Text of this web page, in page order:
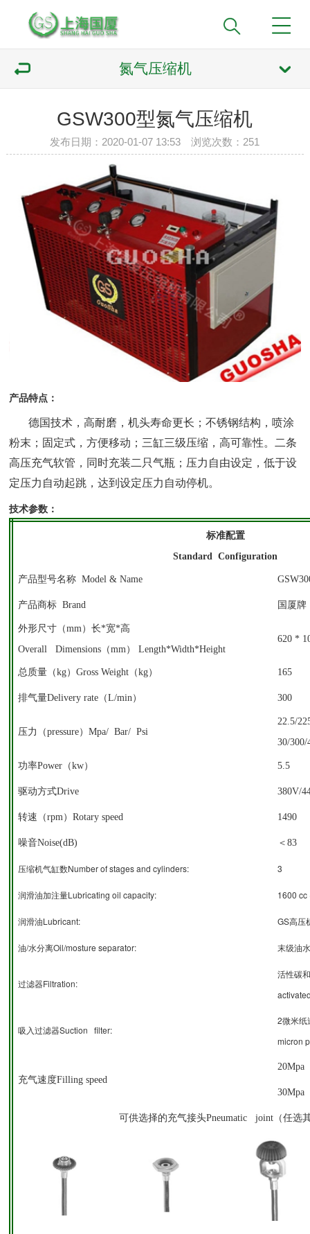
氮气压缩机
GSW300型氮气压缩机
发布日期：2020-01-07 13:53 浏览次数： 251
产品特点：
德国技术，高耐磨，机头寿命更长；不锈钢结构，喷涂
粉末；固定式，方便移动；三缸三级压缩，高可靠性。二条
高压充气软管，同时充装二只气瓶；压力自由设定，低于设
定压力自动起跳，达到设定压力自动停机。
技术参数：
标准配置
Standard Configuration
产品型号名称 Model & Name
产品商标 Brand 国厦
外形尺寸（mm）长*宽*高
Overall Dimensions （mm） Length*Width*Height
620 *
总质量（kg）Gross Weight （kg） 165
排气量Delivery rate（L/min） 300
压力（pressure）Mpa/ Bar/ Psi
22.5/
30/300/
功率Power （kw） 5.5
驱动方式Drive 380V/
转速（rpm）Rotary speed 1490
噪音Noise(dB) ＜83
压缩机气缸数Number of stages and cylinders: 3
润滑油加注量Lubricating oil capacity: 1600 cc
润滑油Lubricant: GS高压
油/水分离Oil/mosture separator: 末级油
过滤器Filtration:
活性碳
吸入过滤器Suction filter:
2微米纸
micron
充气速度Filling speed
20Mpa
30Mpa
可供选择的充气接头Pneumatic joint（任选